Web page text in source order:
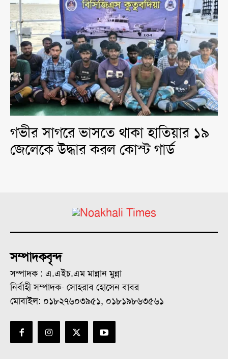
গভীর সাগরে ভাসতে থাকা হাতিয়ার ১৯
জেলেকে উদ্ধার করল কোস্ট গার্ড
সম্পাদকবৃন্দ
সম্পাদক : এ.এইচ.এম মান্নান মুন্না
নির্বাহী সম্পাদক- সোহরাব হোসেন বাবর
মোবাইল: ০১৮২৭৬০৩৯৫১, ০১৮১৯৮৬৩৫৬১